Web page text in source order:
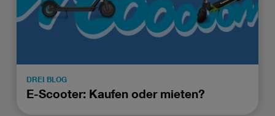
DREI BLOG
E-Scooter: Kaufen oder mieten?